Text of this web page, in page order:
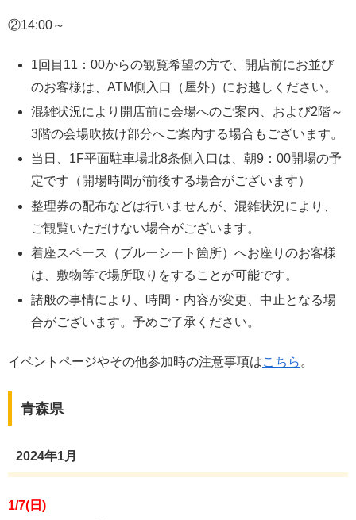
②14:00～
1回目11：00からの観覧希望の方で、開店前にお並び
のお客様は、ATM側入口（屋外）にお越しください。
混雑状況により開店前に会場へのご案内、および2階～
3階の会場吹抜け部分へご案内する場合もございます。
当日、1F平面駐車場北8条側入口は、朝9：00開場の予
定です（開場時間が前後する場合がございます）
整理券の配布などは行いませんが、混雑状況により、
ご観覧いただけない場合がございます。
着座スペース（ブルーシート箇所）へお座りのお客様
は、敷物等で場所取りをすることが可能です。
諸般の事情により、時間・内容が変更、中止となる場
合がございます。予めご了承ください。
イベントページやその他参加時の注意事項はこちら 。
青森県
2024年1月
1/7(日)